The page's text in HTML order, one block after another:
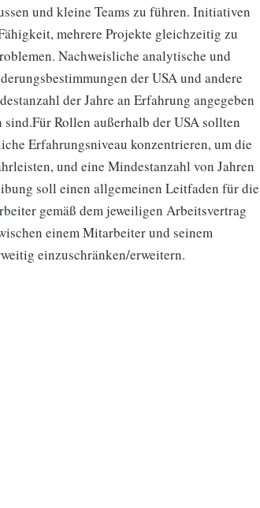
und kleine Teams zu führen. Initiativen
mehrere Projekte gleichzeitig zu
Nachweisliche analytische und
der USA und andere
der Jahre an Erfahrung angegeben
Rollen außerhalb der USA sollten
Erfahrungsniveau konzentrieren, um die
und eine Mindestanzahl von Jahren
soll einen allgemeinen Leitfaden für die
gemäß dem jeweiligen Arbeitsvertrag
einem Mitarbeiter und seinem
einzuschränken/erweitern.